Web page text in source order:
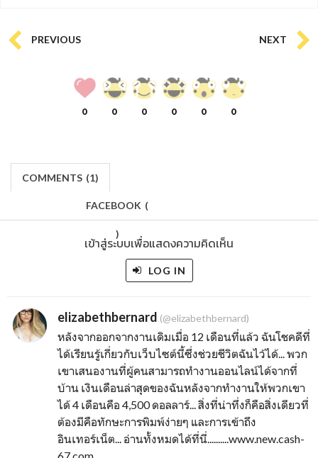
PREVIOUS NEXT
0 0 0 0 0 0
COMMENTS (1)
FACEBOOK (
)
เข้าสู่ระบบเพื่อแสดงความคิดเห็น
LOG IN
elizabethbernard (@elizabethbernard)
หลังจากออกจากงานเดิมเมื่อ 12 เดือนที่แล้ว ฉันโชคดีที่
ได้เรียนรู้เกี่ยวกับเว็บไซต์นี้ซึ่งช่วยชีวิตฉันไว้ได้... พวก
เขาเสนองานที่ผู้คนสามารถทำงานออนไลน์ได้จากที่
บ้าน เงินเดือนล่าสุดของฉันหลังจากทำงานให้พวกเขา
ได้ 4 เดือนคือ 4,500 ดอลลาร์... สิ่งที่น่าทึ่งก็คือสิ่งเดียวที่
ต้องมีคือทักษะการพิมพ์ง่ายๆ และการเข้าถึง
อินเทอร์เน็ต... อ่านทั้งหมดได้ที่นี่..........w­w­w­.­n­e­w­.­c­a­s­h­